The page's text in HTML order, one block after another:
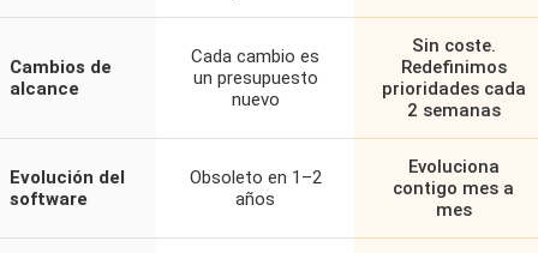
Cambios de
alcance
Cada cambio es
un presupuesto
nuevo
Sin coste.
Redefinimos
prioridades cada
2 semanas
Evolución del
software
Obsoleto en 1–2
años
Evoluciona
contigo mes a
mes